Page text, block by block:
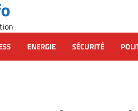
ENERGIE SÉCURITÉ